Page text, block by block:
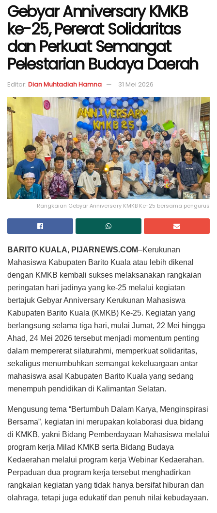
Gebyar Anniversary KMKB
ke-25, Pererat Solidaritas
dan Perkuat Semangat
Pelestarian Budaya Daerah
Editor: Dian Muhtadiah Hamna 31 Mei 2026
Rangkaian Gebyar Anniversary KMKB Ke-25 bersama pengurus
BARITO KUALA, PIJARNEWS.COM–Kerukunan
Mahasiswa Kabupaten Barito Kuala atau lebih dikenal
dengan KMKB kembali sukses melaksanakan rangkaian
peringatan hari jadinya yang ke-25 melalui kegiatan
bertajuk Gebyar Anniversary Kerukunan Mahasiswa
Kabupaten Barito Kuala (KMKB) Ke-25. Kegiatan yang
berlangsung selama tiga hari, mulai Jumat, 22 Mei hingga
Ahad, 24 Mei 2026 tersebut menjadi momentum penting
dalam mempererat silaturahmi, memperkuat solidaritas,
sekaligus menumbuhkan semangat kekeluargaan antar
mahasiswa asal Kabupaten Barito Kuala yang sedang
menempuh pendidikan di Kalimantan Selatan.
Mengusung tema “Bertumbuh Dalam Karya, Menginspirasi
Bersama”, kegiatan ini merupakan kolaborasi dua bidang
di KMKB, yakni Bidang Pemberdayaan Mahasiswa melalui
program kerja Milad KMKB serta Bidang Budaya
Kedaerahan melalui program kerja Webinar Kedaerahan.
Perpaduan dua program kerja tersebut menghadirkan
rangkaian kegiatan yang tidak hanya bersifat hiburan dan
olahraga, tetapi juga edukatif dan penuh nilai kebudayaan.